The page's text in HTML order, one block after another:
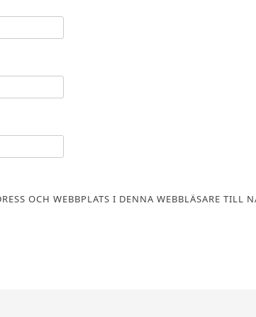
OCH WEBBPLATS I DENNA WEBBLÄSARE TILL